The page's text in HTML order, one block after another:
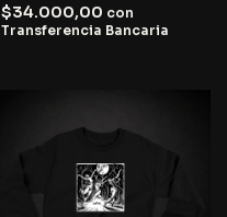
$34.000,00 con
Transferencia Bancaria